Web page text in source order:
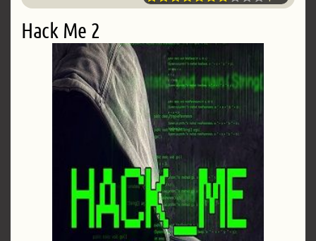
Hack Me 2